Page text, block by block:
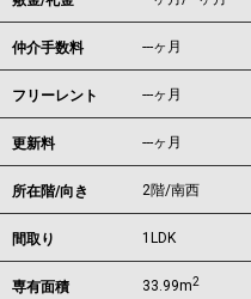
仲介手数料 ---ヶ月
フリーレント ---ヶ月
更新料 ---ヶ月
所在階/向き 2階/南西
間取り 1LDK
専有面積 33.99m2